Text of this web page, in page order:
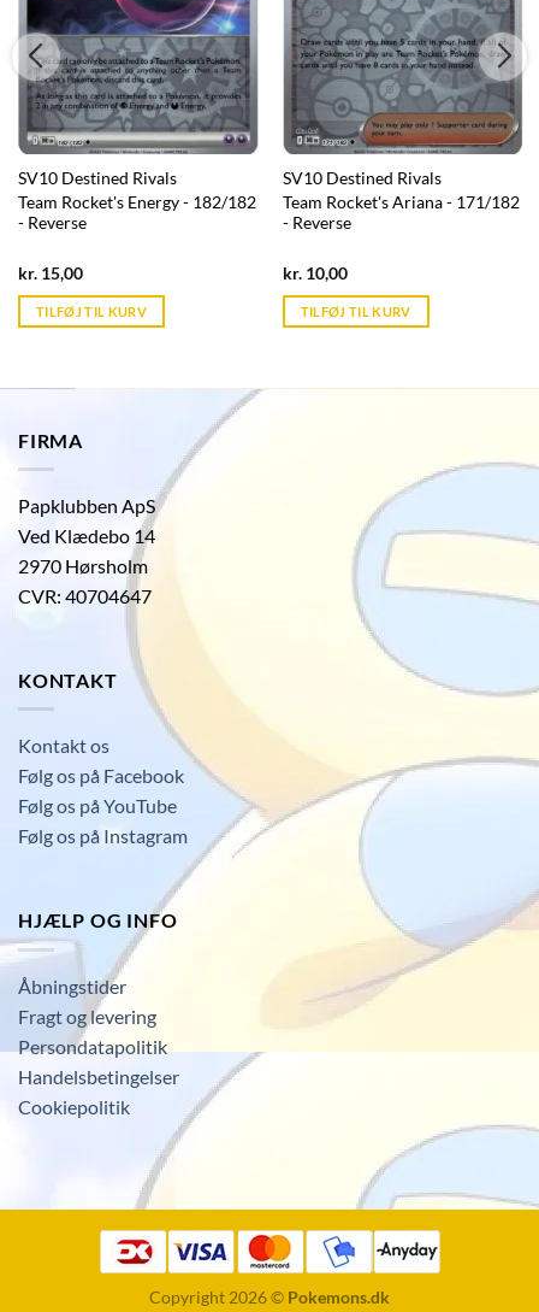
SV10 Destined Rivals
Team Rocket's Energy - 182/182
- Reverse
kr. 15,00Current
is:
kr. 39,95.
TILFØJ TIL KURV
SV10 Destined Rivals
Team Rocket's Ariana - 171/182
- Reverse
kr.10,00Current
is:
kr. 39,95.
TILFØJ TIL KURV
FIRMA
Papklubben ApS
Ved Klædebo 14
2970 Hørsholm
CVR: 40704647
KONTAKT
Kontakt os
Følg os på Facebook
Følg os på YouTube
Følg os på Instagram
HJÆLP OG INFO
Åbningstider
Fragt og levering
Persondatapolitik
Handelsbetingelser
Cookiepolitik
Copyright 2026 © Pokemons.dk